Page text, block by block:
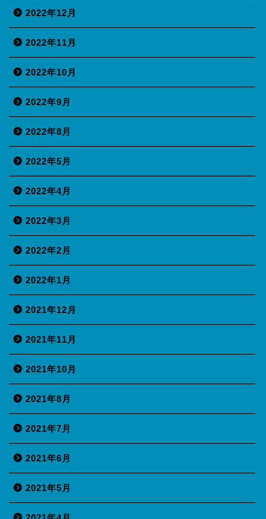
2022年12月
2022年11月
2022年10月
2022年9月
2022年8月
2022年5月
2022年4月
2022年3月
2022年2月
2022年1月
2021年12月
2021年11月
2021年10月
2021年8月
2021年7月
2021年6月
2021年5月